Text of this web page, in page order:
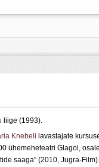
liige (1993).
Knebeli lavastajate
ühemeheteatri Glagol,
saaga” (2010, Jugra-Film).